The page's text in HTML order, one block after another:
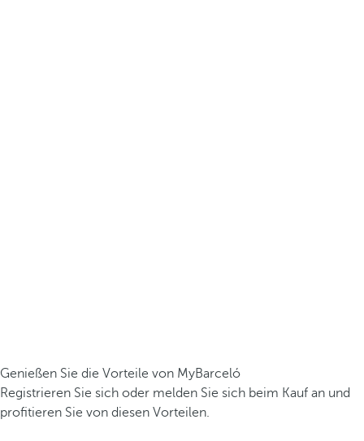
Genießen Sie die Vorteile von MyBarceló
Registrieren Sie sich oder melden Sie sich beim Kauf an und
profitieren Sie von diesen Vorteilen.